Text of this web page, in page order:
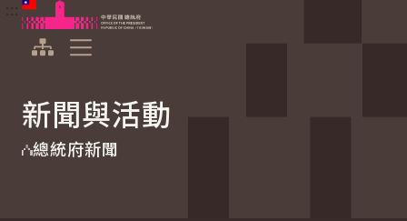
跳到主要內容
中華民國總統府
新聞與活動
總統府新聞